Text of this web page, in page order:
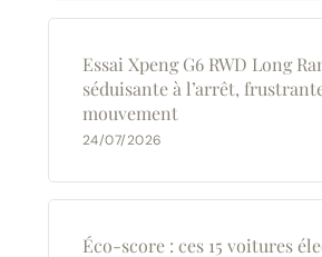
Essai Xpeng G6 RWD Long
séduisante à l’arrêt,
mouvement
24/07/2026
Éco-score : ces 15 voitures